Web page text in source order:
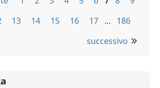
13 14 15 16 17 … 186
successivo